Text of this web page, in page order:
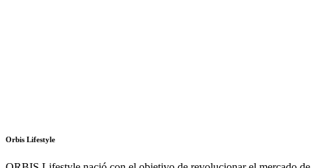
Orbis Lifestyle